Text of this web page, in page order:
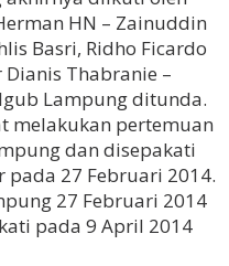
HN – Zainuddin
Basri, Ridho Ficardo
Thabranie –
Lampung ditunda.
melakukan pertemuan
dan disepakati
27 Februari 2014.
27 Februari 2014
pada 9 April 2014